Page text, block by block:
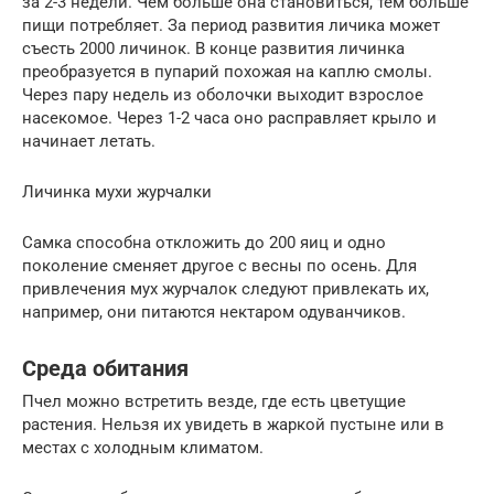
пищи потребляет. За период развития личика может
съесть 2000 личинок. В конце развития личинка
преобразуется в пупарий похожая на каплю смолы.
Через пару недель из оболочки выходит взрослое
насекомое. Через 1-2 часа оно расправляет крыло и
начинает летать.
Личинка мухи журчалки
Самка способна откложить до 200 яиц и одно
поколение сменяет другое с весны по осень. Для
привлечения мух журчалок следуют привлекать их,
например, они питаются нектаром одуванчиков.
Среда обитания
Пчел можно встретить везде, где есть цветущие
растения. Нельзя их увидеть в жаркой пустыне или в
местах с холодным климатом.